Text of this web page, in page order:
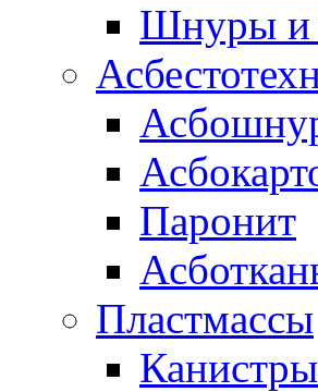
Шнуры и
Паронит
Пластмассы